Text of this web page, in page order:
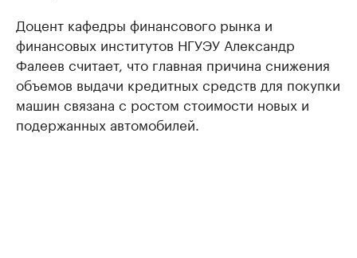
Доцент кафедры финансового рынка и
финансовых институтов НГУЭУ Александр
Фалеев считает, что главная причина снижения
объемов выдачи кредитных средств для покупки
машин связана с ростом стоимости новых и
подержанных автомобилей.